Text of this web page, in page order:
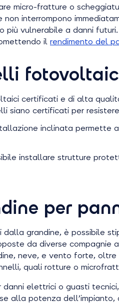
micro-fratture o
interrompono
più vulnerabile a danni
il rendimento del
certificati e di alta
siano certificati per
inclinata permette
installare strutture
per
grandine, è possibile
da diverse compagnie
neve, e vento forte,
quali rotture o
elettrici o guasti
alla potenza